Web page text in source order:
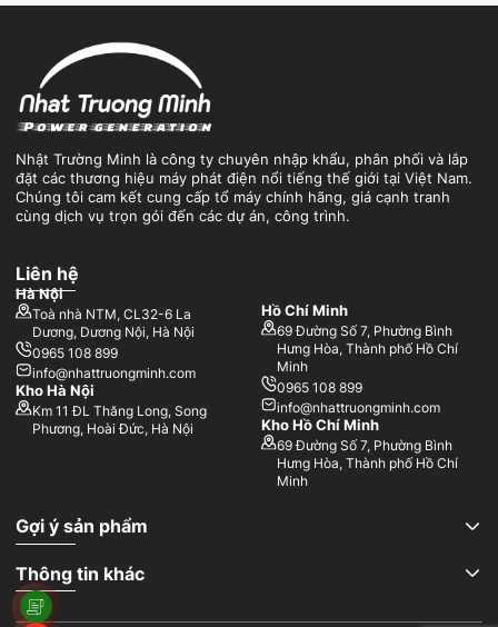
Nhật Trường Minh là công ty chuyên nhập khẩu, phân phối và lắp
đặt các thương hiệu máy phát điện nổi tiếng thế giới tại Việt Nam.
Chúng tôi cam kết cung cấp tổ máy chính hãng, giá cạnh tranh
cùng dịch vụ trọn gói đến các dự án, công trình.
Liên hệ
Hà Nội
Toà nhà NTM, CL32-6 La
Dương, Dương Nội, Hà Nội
0965 108 899
info@nhattruongminh.com
Kho Hà Nội
Km 11 ĐL Thăng Long, Song
Phương, Hoài Đức, Hà Nội
Hồ Chí Minh
69 Đường Số 7, Phường Bình
Hưng Hòa, Thành phố Hồ Chí
Minh
0965 108 899
info@nhattruongminh.com
Kho Hồ Chí Minh
69 Đường Số 7, Phường Bình
Hưng Hòa, Thành phố Hồ Chí
Minh
Gợi ý sản phẩm
Thông tin khác